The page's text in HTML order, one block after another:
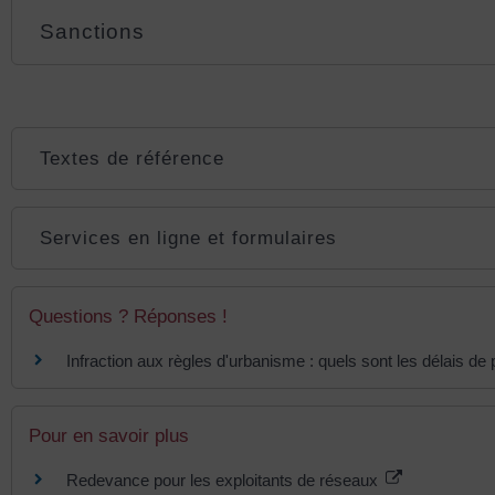
Sanctions
Textes de référence
Services en ligne et formulaires
Questions ? Réponses !
Infraction aux règles d'urbanisme : quels sont les délais de
Pour en savoir plus
Redevance pour les exploitants de réseaux